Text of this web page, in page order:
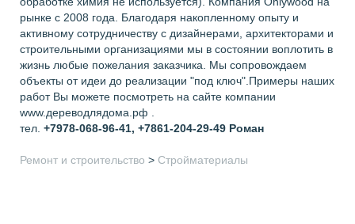
рынке с 2008 года. Благодаря накопленному опыту и
активному сотрудничеству с дизайнерами, архитекторами и
строительными организациями мы в состоянии воплотить в
жизнь любые пожелания заказчика. Мы сопровождаем
объекты от идеи до реализации "под ключ".Примеры наших
работ Вы можете посмотреть на сайте компании
www.дереводлядома.рф .
тел. +7978-068-96-41, +7861-204-29-49 Роман
Ремонт и строительство > Стройматериалы